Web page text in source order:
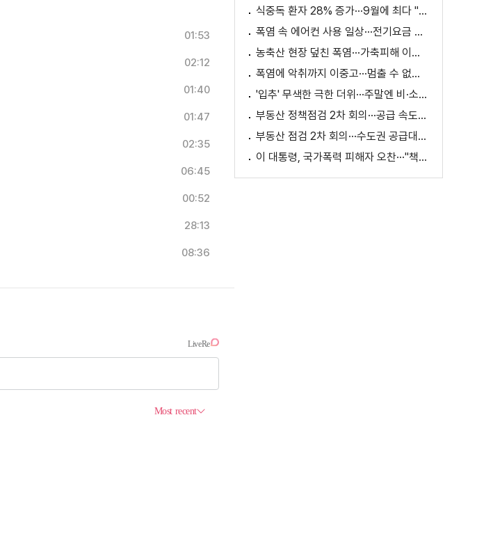
01:53
02:12
01:40
01:47
02:35
06:45
00:52
28:13
08:36
식중독 환자 28% 증가···9월에 최다 "입추 방심 금물"
폭염 속 에어컨 사용 일상···전기요금 줄이려면?
농축산 현장 덮친 폭염···가축피해 이틀 새 28만 마리↑
폭염에 악취까지 이중고···멈출 수 없는 필수노동
'입추' 무색한 극한 더위···주말엔 비·소나기
부동산 정책점검 2차 회의···공급 속도전 본격화하나
부동산 점검 2차 회의···수도권 공급대책 논의
이 대통령, 국가폭력 피해자 오찬···"책임지고 치유"